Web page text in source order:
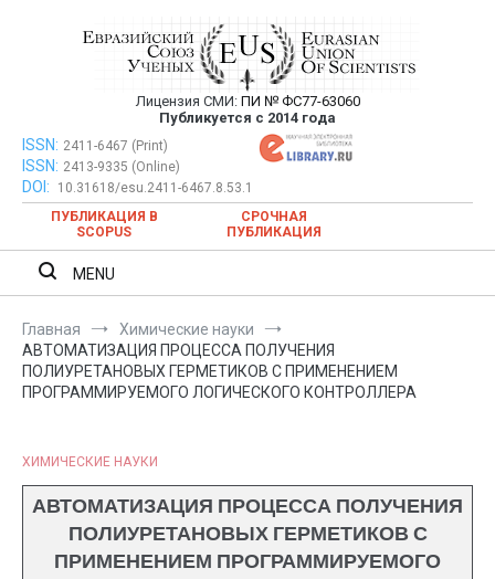
Евразийский Союз Ученых —
публикация научных статей в
ежемесячном научном журнале
Лицензия СМИ: ПИ № ФС77-63060
Публикуется с 2014 года
Евразийский Союз Ученых — публикация научных статей в
ежемесячном научном журнале
ISSN: 2411-6467 (Print)
ISSN: 2413-9335 (Online)
DOI:
10.31618/esu.2411-6467.8.53.1
ПУБЛИКАЦИЯ В
SCOPUS
СРОЧНАЯ
ПУБЛИКАЦИЯ
MENU
Главная
Химические науки
АВТОМАТИЗАЦИЯ ПРОЦЕССА ПОЛУЧЕНИЯ
ПОЛИУРЕТАНОВЫХ ГЕРМЕТИКОВ С ПРИМЕНЕНИЕМ
ПРОГРАММИРУЕМОГО ЛОГИЧЕСКОГО КОНТРОЛЛЕРА
ХИМИЧЕСКИЕ НАУКИ
АВТОМАТИЗАЦИЯ ПРОЦЕССА ПОЛУЧЕНИЯ
ПОЛИУРЕТАНОВЫХ ГЕРМЕТИКОВ С
ПРИМЕНЕНИЕМ ПРОГРАММИРУЕМОГО